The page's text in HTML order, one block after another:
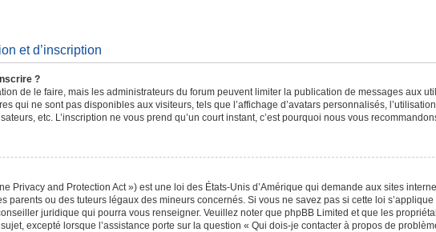
et d’inscription
?
de le faire, mais les administrateurs du forum peuvent limiter la publication de messages aux
qui ne sont pas disponibles aux visiteurs, tels que l’affichage d’avatars personnalisés,
etc. L’inscription ne vous prend qu’un court instant, c’est pourquoi nous vous
Privacy and Protection Act ») est une loi des États-Unis d’Amérique qui demande aux sites
parents ou des tuteurs légaux des mineurs concernés. Si vous ne savez pas si cette loi
juridique qui pourra vous renseigner. Veuillez noter que phpBB Limited et que les
excepté lorsque l’assistance porte sur la question « Qui dois-je contacter à propos de